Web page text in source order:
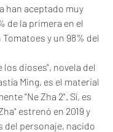
han aceptado muy
de la primera en el
y un 98% del
los dioses", novela del
Ming, es el material
"Ne Zha 2". Sí, es
estrenó en 2019 y
del personaje, nacido